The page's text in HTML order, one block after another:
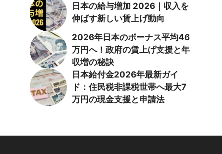
日本の給与増加 2026｜収入を
伸ばす新しい賃上げ動向
2026年日本のボーナス平均46
万円へ！政府の賃上げ支援と年
収増の秘訣
日本給付金2026年最新ガイ
ド：住民税非課税世帯へ最大7
万円の現金支援と申請法